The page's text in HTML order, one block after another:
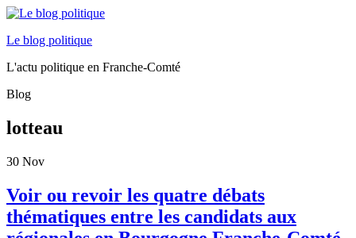
Le blog politique
L'actu politique en Franche-Comté
Blog
lotteau
30 Nov
Voir ou revoir les quatre débats
thématiques entre les candidats aux